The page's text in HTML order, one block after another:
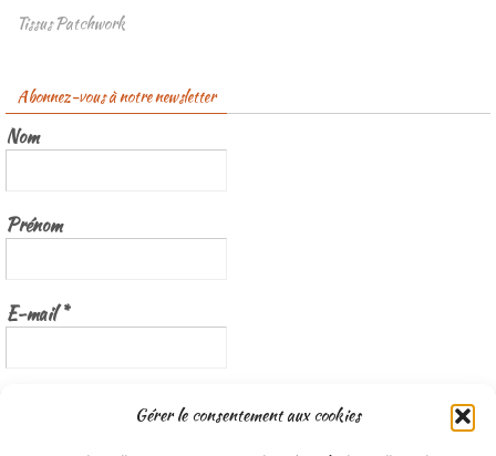
Gérer le consentement aux cookies
Tissus Patchwork
Abonnez-vous à notre newsletter
Nom
Prénom
E-mail*
Nous gardons vos données privées et ne les partageons qu’avec les
tierces parties qui rendent ce service possible.Lisez notre politique de
confidentialité